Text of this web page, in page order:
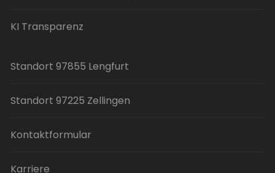
KI Transparenz
Standort 97855 Lengfurt
Standort 97225 Zellingen
Kontaktformular
Karriere